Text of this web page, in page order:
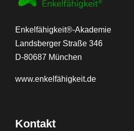
Enkelfähigkeit®-Akademie
Landsberger Straße 346
D-80687 München
www.enkelfähigkeit.de
Kontakt